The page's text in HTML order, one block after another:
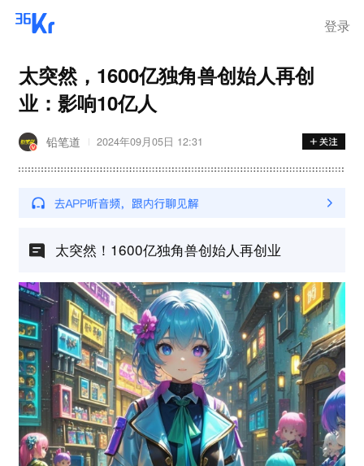
登录
太突然，1600亿独角兽创始人再创
业：影响10亿人
铅笔道 2024年09月05日 12:31
太突然！1600亿独角兽创始人再创业